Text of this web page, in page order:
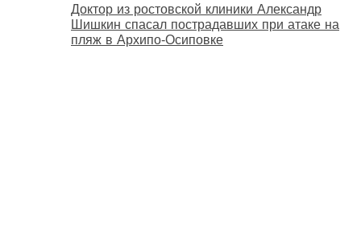
Доктор из ростовской клиники Александр
Шишкин спасал пострадавших при атаке на
пляж в Архипо‑Осиповке